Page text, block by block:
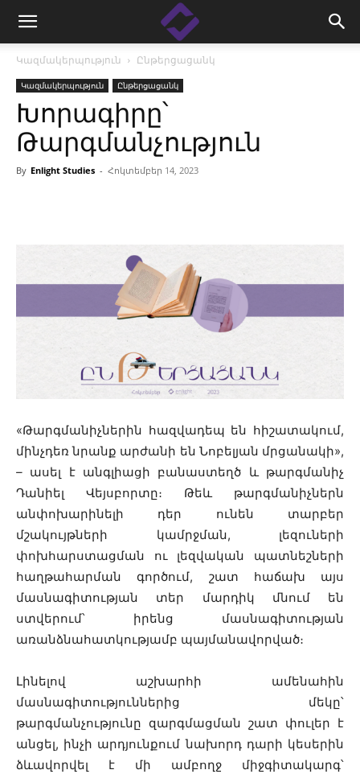
Կազմակերպություն Ընթերցացանկ
Կազմակերպություն Ընթերցացանկ
Խորագիրը՝
Թարգմանչություն
By Enlight Studies - Հոկտեմբեր 14, 2023
«Թարգմանիչներին հազվադեպ են հիշատակում,
մինչդեռ նրանք արժանի են Նոբելյան մրցանակի»,
– ասել է անգլիացի բանաստեղծ և թարգմանիչ
Դանիել Վեյսբորտը։ Թեև թարգմանիչներն
անփոխարինելի դեր ունեն տարբեր
մշակույթների կամրջման, լեզուների
փոխհարստացման ու լեզվական պատնեշների
հաղթահարման գործում, շատ հաճախ այս
մասնագիտության տեր մարդիկ մնում են
ստվերում՝ իրենց մասնագիտության
առանձնահատկությամբ պայմանավորված։
Լինելով աշխարհի ամենահին
մասնագիտություններից մեկը՝
թարգմանչությունը զարգմացման շատ փուլեր է
անցել, ինչի արդյունքում նախորդ դարի կեսերին
ձևավորվել է մի ամբողջ միջգիտակարգ՝